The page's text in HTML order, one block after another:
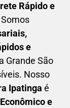
Rápido e
e
Grande São
Nosso
Ipatinga é
e